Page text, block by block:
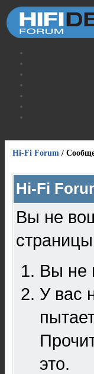
Hi-Fi Forum /
Hi-Fi
Вы не
Вы не
У вас
это.